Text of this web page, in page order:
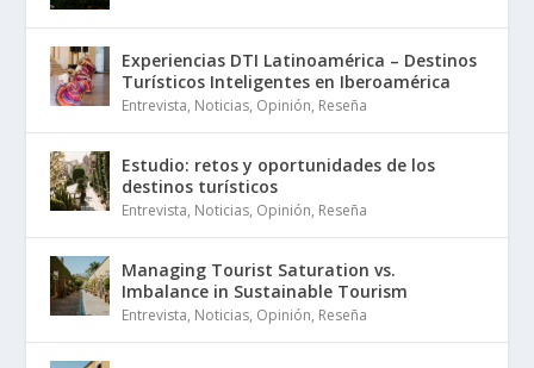
Experiencias DTI Latinoamérica – Destinos
Turísticos Inteligentes en Iberoamérica
Entrevista, Noticias, Opinión, Reseña
Estudio: retos y oportunidades de los
destinos turísticos
Entrevista, Noticias, Opinión, Reseña
Managing Tourist Saturation vs.
Imbalance in Sustainable Tourism
Entrevista, Noticias, Opinión, Reseña